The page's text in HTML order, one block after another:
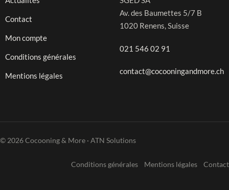
Contact
Mon compte
Conditions générales
Mentions légales
Av. des Baumettes 5/7 B
1020 Renens, Suisse
021 546 02 91
contact@cocooningandmore.ch
© 2026 Cocooning & More · ATN Solutions
Conditions générales Mentions légales Contact